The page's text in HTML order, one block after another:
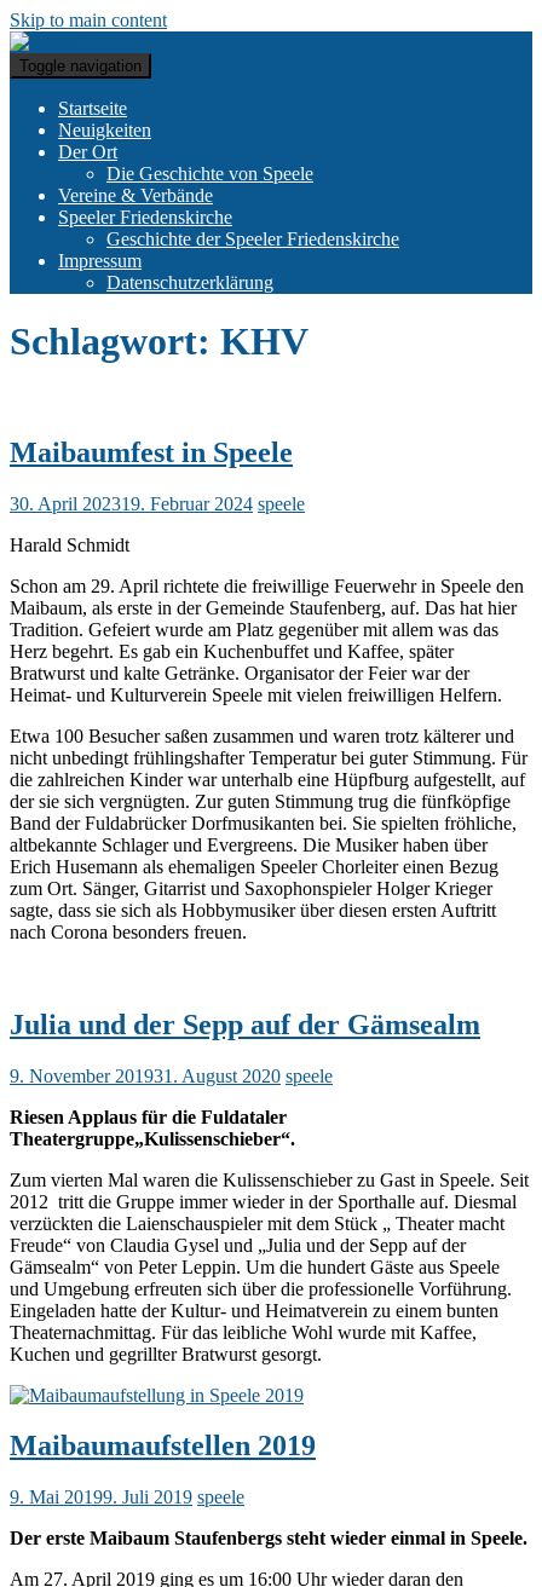
Skip to main content
Toggle navigation
Startseite
Neuigkeiten
Der Ort
Die Geschichte von Speele
Vereine & Verbände
Speeler Friedenskirche
Geschichte der Speeler Friedenskirche
Impressum
Datenschutzerklärung
Schlagwort: KHV
Maibaumfest in Speele
30. April 202319. Februar 2024 speele
Harald Schmidt
Schon am 29. April richtete die freiwillige Feuerwehr in Speele den
Maibaum, als erste in der Gemeinde Staufenberg, auf. Das hat hier
Tradition. Gefeiert wurde am Platz gegenüber mit allem was das
Herz begehrt. Es gab ein Kuchenbuffet und Kaffee, später
Bratwurst und kalte Getränke. Organisator der Feier war der
Heimat- und Kulturverein Speele mit vielen freiwilligen Helfern.
Etwa 100 Besucher saßen zusammen und waren trotz kälterer und
nicht unbedingt frühlingshafter Temperatur bei guter Stimmung. Für
die zahlreichen Kinder war unterhalb eine Hüpfburg aufgestellt, auf
der sie sich vergnügten. Zur guten Stimmung trug die fünfköpfige
Band der Fuldabrücker Dorfmusikanten bei. Sie spielten fröhliche,
altbekannte Schlager und Evergreens. Die Musiker haben über
Erich Husemann als ehemaligen Speeler Chorleiter einen Bezug
zum Ort. Sänger, Gitarrist und Saxophonspieler Holger Krieger
sagte, dass sie sich als Hobbymusiker über diesen ersten Auftritt
nach Corona besonders freuen.
Julia und der Sepp auf der Gämsealm
9. November 201931. August 2020 speele
Riesen Applaus für die Fuldataler
Theatergruppe„Kulissenschieber“.
Zum vierten Mal waren die Kulissenschieber zu Gast in Speele. Seit
2012 tritt die Gruppe immer wieder in der Sporthalle auf. Diesmal
verzückten die Laienschauspieler mit dem Stück „ Theater macht
Freude“ von Claudia Gysel und „Julia und der Sepp auf der
Gämsealm“ von Peter Leppin. Um die hundert Gäste aus Speele
und Umgebung erfreuten sich über die professionelle Vorführung.
Eingeladen hatte der Kultur- und Heimatverein zu einem bunten
Theaternachmittag. Für das leibliche Wohl wurde mit Kaffee,
Kuchen und gegrillter Bratwurst gesorgt.
Maibaumaufstellen 2019
9. Mai 20199. Juli 2019 speele
Der erste Maibaum Staufenbergs steht wieder einmal in Speele.
Am 27. April 2019 ging es um 16:00 Uhr wieder daran den